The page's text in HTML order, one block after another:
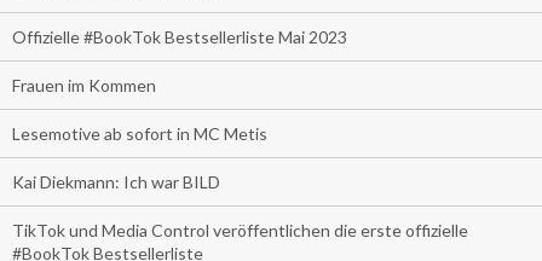
Offizielle #BookTok Bestsellerliste Mai 2023
Frauen im Kommen
Lesemotive ab sofort in MC Metis
Kai Diekmann: Ich war BILD
TikTok und Media Control veröffentlichen die erste offizielle
#BookTok Bestsellerliste